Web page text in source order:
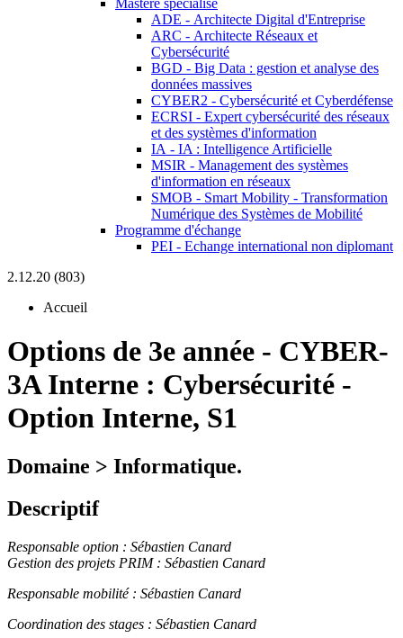
Mastère spécialisé
ADE - Architecte Digital d'Entreprise
ARC - Architecte Réseaux et
Cybersécurité
BGD - Big Data : gestion et analyse des
données massives
CYBER2 - Cybersécurité et Cyberdéfense
ECRSI - Expert cybersécurité des réseaux
et des systèmes d'information
IA - IA : Intelligence Artificielle
MSIR - Management des systèmes
d'information en réseaux
SMOB - Smart Mobility - Transformation
Numérique des Systèmes de Mobilité
Programme d'échange
PEI - Echange international non diplomant
2.12.20 (803)
Accueil
Options de 3e année - CYBER-
3A Interne : Cybersécurité -
Option Interne, S1
Domaine > Informatique.
Descriptif
Responsable option : Sébastien Canard
Gestion des projets PRIM : Sébastien Canard
Responsable mobilité : Sébastien Canard
Coordination des stages : Sébastien Canard